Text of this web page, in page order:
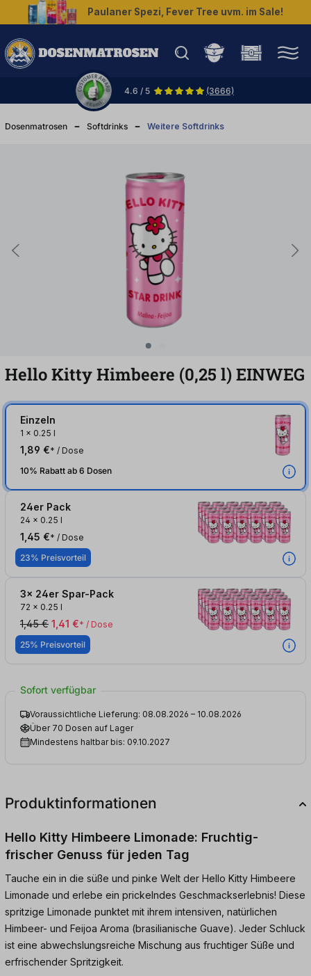
springen Paulaner Spezi, Fever Tree uvm. im Sale!
4.6 / 5 (3666)
Dosenmatrosen Softdrinks Weitere Softdrinks
Hello Kitty Himbeere (0,25 l)EINWEG
Einzeln
1 x 0.25 l
1,89 €* / Dose
10% Rabatt ab 6 Dosen
24er Pack
24 x 0.25 l
1,45 €* / Dose
23% Preisvorteil
3x 24er Spar-Pack
72 x 0.25 l
1,45 € 1,41 €* / Dose
25% Preisvorteil
Sofort verfügbar
Voraussichtliche Lieferung: 08.08.2026 – 10.08.2026
Über 70 Dosen auf Lager
Mindestens haltbar bis: 09.10.2027
Produktinformationen
Hello Kitty Himbeere Limonade: Fruchtig-
frischer Genuss für jeden Tag
Tauche ein in die süße und pinke Welt der Hello Kitty Himbeere
Limonade und erlebe ein prickelndes Geschmackserlebnis! Diese
spritzige Limonade punktet mit ihrem intensiven, natürlichen
Himbeer- und Feijoa Aroma (brasilianische Guave). Jeder Schluck
ist eine abwechslungsreiche Mischung aus fruchtiger Süße und
erfrischender Spritzigkeit.